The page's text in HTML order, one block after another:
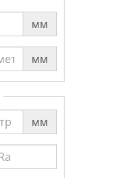
мм
мм
мм